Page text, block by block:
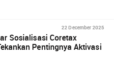
22 December 2025
Sosialisasi Coretax
Pentingnya Aktivasi